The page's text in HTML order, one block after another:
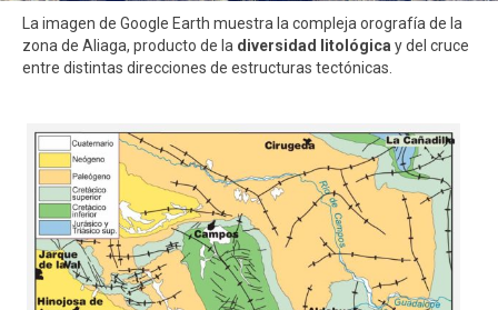
La imagen de Google Earth muestra la compleja orografía de la
zona de Aliaga, producto de la diversidad litológica y del cruce
entre distintas direcciones de estructuras tectónicas.